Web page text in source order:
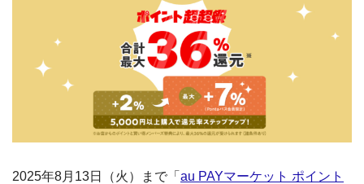
2025年8月13日（火）まで「 au PAYマーケット ポイント